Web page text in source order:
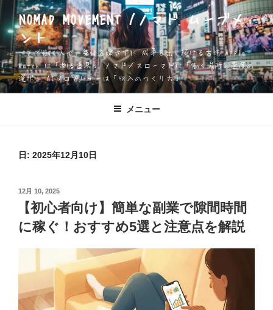
ン
テ
ン
ツ
へ
ス
NOMAD MOVEMENT /ノマド ムーブメ
ント
一人で働く人が、身体を壊さずに 成果を出し続ける方法 Apple
Watch は「測る道具」 ノマド／スローマドは「働く場所と速度の
選択」 AIソロプレナーは「収入のつくり方」
メニュー
日: 2025年12月10日
投
日:
12月 10, 2025
【初心者向け】簡単な副業で隙間時間
に稼ぐ！おすすめ5選と注意点を解説